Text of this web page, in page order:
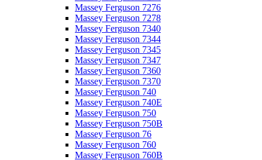
Massey Ferguson 7276
Massey Ferguson 7278
Massey Ferguson 7340
Massey Ferguson 7344
Massey Ferguson 7345
Massey Ferguson 7347
Massey Ferguson 7360
Massey Ferguson 7370
Massey Ferguson 740
Massey Ferguson 740E
Massey Ferguson 750
Massey Ferguson 750B
Massey Ferguson 76
Massey Ferguson 760
Massey Ferguson 760B